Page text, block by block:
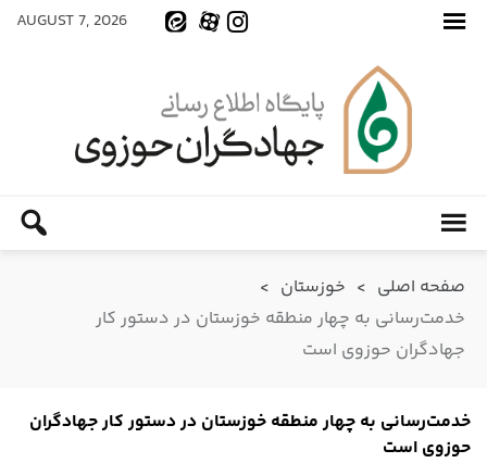
AUGUST 7, 2026
صفحه اصلی > خوزستان >
خدمت‌رسانی به چهار منطقه خوزستان در دستور کار
جهادگران حوزوی است
خدمت‌رسانی به چهار منطقه خوزستان در دستور کار جهادگران
حوزوی است